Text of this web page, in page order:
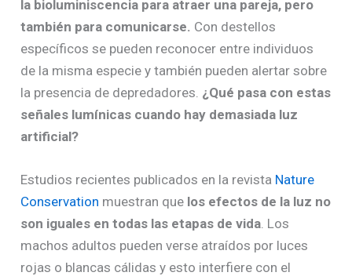
la bioluminiscencia para atraer una pareja, pero
también para comunicarse. Con destellos
específicos se pueden reconocer entre individuos
de la misma especie y también pueden alertar sobre
la presencia de depredadores. ¿Qué pasa con estas
señales lumínicas cuando hay demasiada luz
artificial?
Estudios recientes publicados en la revista Nature
Conservation muestran que los efectos de la luz no
son iguales en todas las etapas de vida . Los
machos adultos pueden verse atraídos por luces
rojas o blancas cálidas y esto interfiere con el